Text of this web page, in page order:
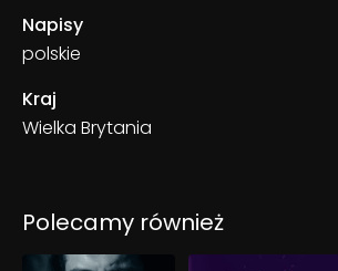
Napisy
polskie
Kraj
Wielka Brytania
Polecamy również